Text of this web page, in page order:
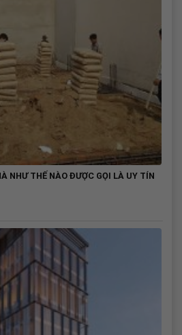
NHƯ THẾ NÀO ĐƯỢC GỌI LÀ UY TÍN